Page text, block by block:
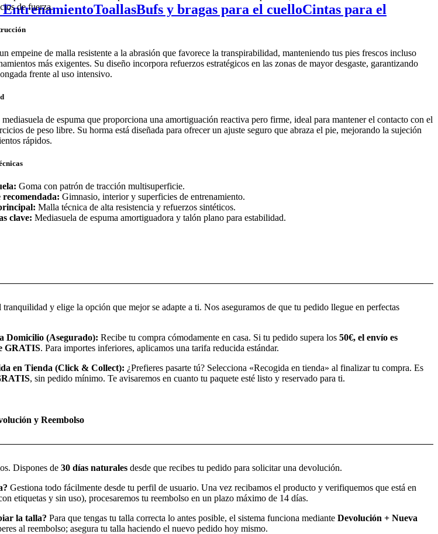
ToallasBufs y bragas para el cuelloCintas para el
de fuerza.
empeine de malla resistente a la abrasión que favorece la transpirabilidad, manteniendo tus pies frescos incluso
más exigentes. Su diseño incorpora refuerzos estratégicos en las zonas de mayor desgaste, garantizando
frente al uso intensivo.
de espuma que proporciona una amortiguación reactiva pero firme, ideal para mantener el contacto con el
de peso libre. Su horma está diseñada para ofrecer un ajuste seguro que abraza el pie, mejorando la sujeción
rápidos.
Goma con patrón de tracción multisuperficie.
recomendada: Gimnasio, interior y superficies de entrenamiento.
Malla técnica de alta resistencia y refuerzos sintéticos.
clave: Mediasuela de espuma amortiguadora y talón plano para estabilidad.
y elige la opción que mejor se adapte a ti. Nos aseguramos de que tu pedido llegue en perfectas
Domicilio (Asegurado): Recibe tu compra cómodamente en casa. Si tu pedido supera los50€, el envío es
GRATIS. Para importes inferiores, aplicamos una tarifa reducida estándar.
en Tienda (Click & Collect): ¿Prefieres pasarte tú? Selecciona «Recogida en tienda» al finalizar tu compra. Es
, sin pedido mínimo. Te avisaremos en cuanto tu paquete esté listo y reservado para ti.
y Reembolso
Dispones de 30 días naturales desde que recibes tu pedido para solicitar una devolución.
Gestiona todo fácilmente desde tu perfil de usuario. Una vez recibamos el producto y verifiquemos que está en
etiquetas y sin uso), procesaremos tu reembolso en un plazo máximo de 14 días.
la talla? Para que tengas tu talla correcta lo antes posible, el sistema funciona mediante Devolución + Nueva
al reembolso; asegura tu talla haciendo el nuevo pedido hoy mismo.